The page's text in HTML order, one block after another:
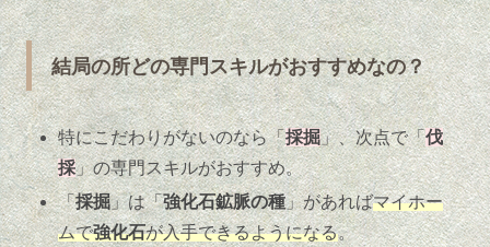
結局の所どの専門スキルがおすすめなの？
特にこだわりがないのなら「採掘」、次点で「伐
採」の専門スキルがおすすめ。
「採掘」は「強化石鉱脈の種」があればマイホー
ムで強化石が入手できるようになる。